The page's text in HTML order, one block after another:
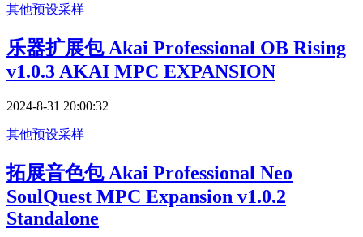
其他预设采样
乐器扩展包 Akai Professional OB Rising
v1.0.3 AKAI MPC EXPANSION
2024-8-31 20:00:32
其他预设采样
拓展音色包 Akai Professional Neo
SoulQuest MPC Expansion v1.0.2
Standalone